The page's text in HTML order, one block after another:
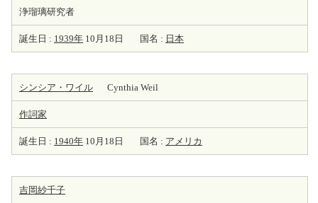
浄瑠璃研究者
誕生日 : 1939年 10月18日 国名 : 日本
シンシア・ワイル Cynthia Weil
作詞家
誕生日 : 1940年 10月18日 国名 : アメリカ
吉岡紗千子